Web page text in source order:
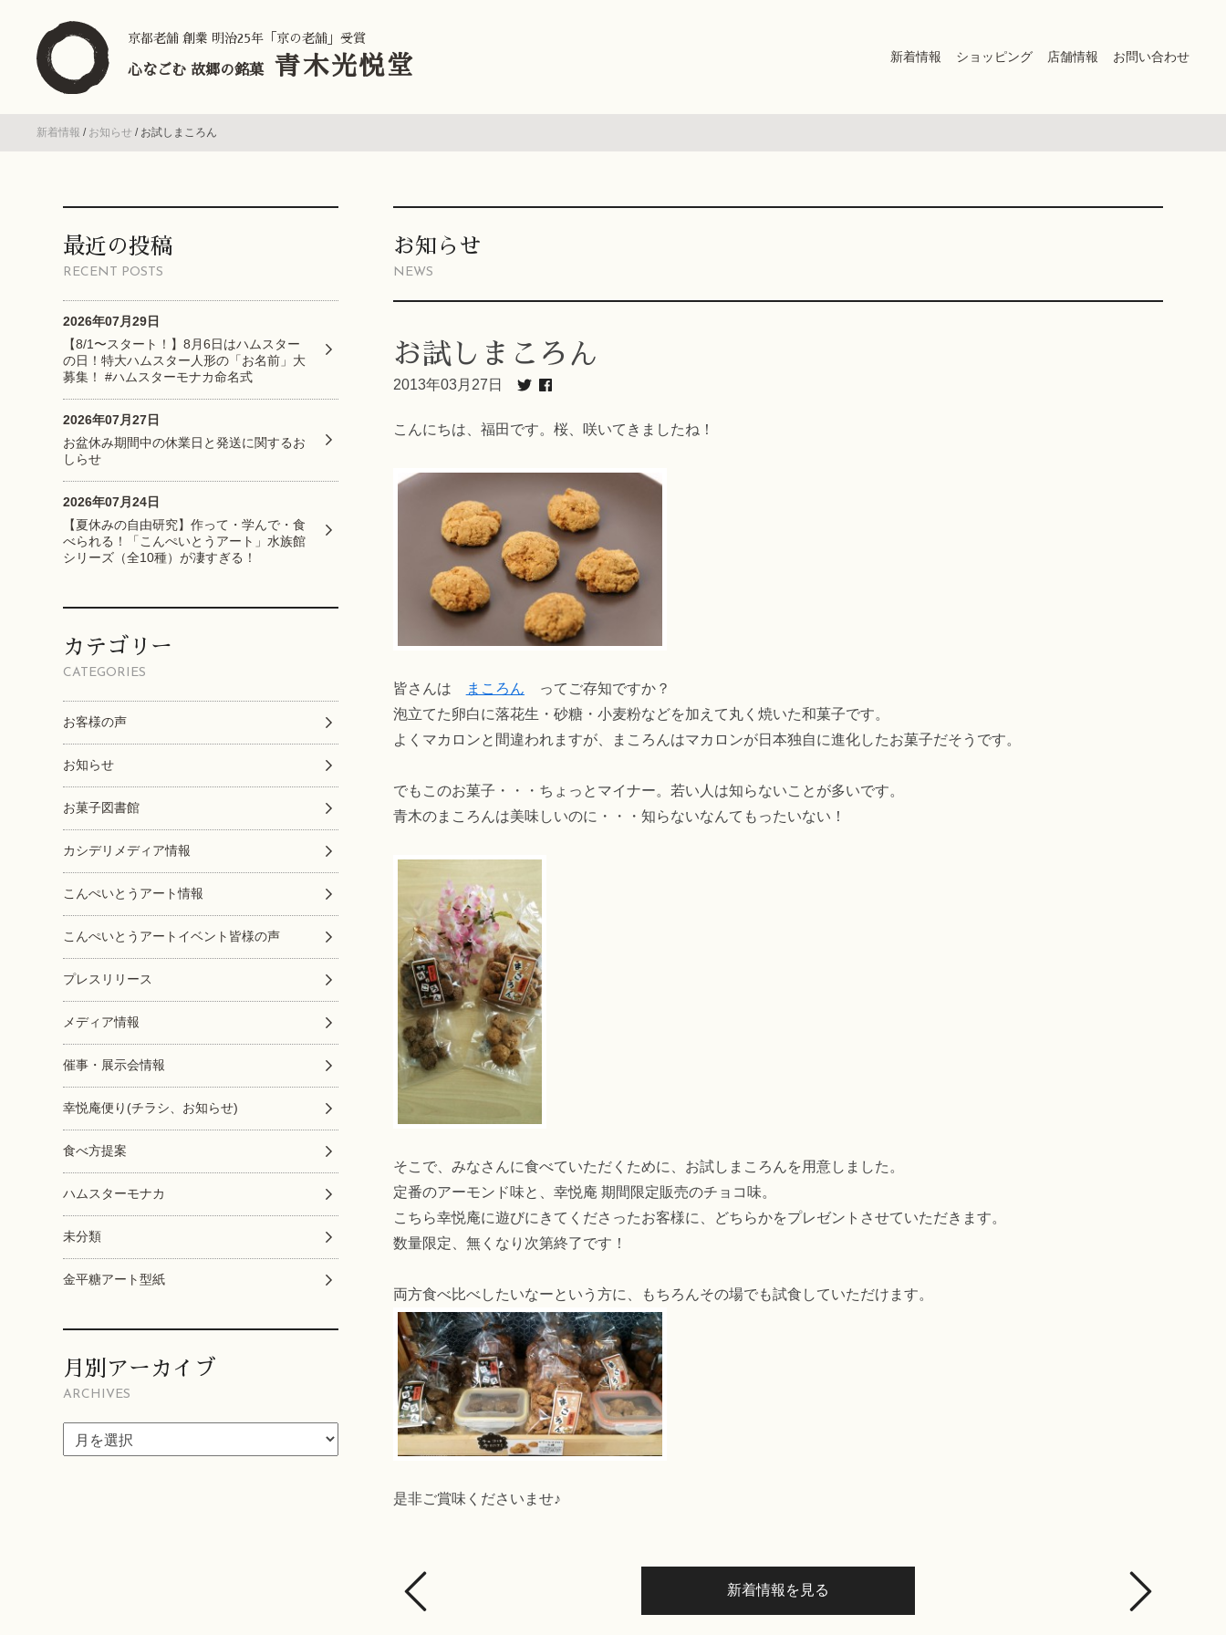
京都老舗 創業 明治25年「京の老舗」受賞
心なごむ 故郷の銘菓 青木光悦堂 新着情報 ショッピング 店舗情報 お問い合わせ
新着情報 / お知らせ / お試しまころん
最近の投稿
RECENT POSTS
2026年07月29日
【8/1〜スタート！】8月6日はハムスター
の日！特大ハムスター人形の「お名前」大
募集！ #ハムスターモナカ命名式
2026年07月27日
お盆休み期間中の休業日と発送に関するお
しらせ
2026年07月24日
【夏休みの自由研究】作って・学んで・食
べられる！「こんぺいとうアート」水族館
シリーズ（全10種）が凄すぎる！
カテゴリー
CATEGORIES
お客様の声
お知らせ
お菓子図書館
カシデリメディア情報
こんぺいとうアート情報
こんぺいとうアートイベント皆様の声
プレスリリース
メディア情報
催事・展示会情報
幸悦庵便り(チラシ、お知らせ)
食べ方提案
ハムスターモナカ
未分類
金平糖アート型紙
月別アーカイブ
ARCHIVES
お知らせ
NEWS
お試しまころん
2013年03月27日
こんにちは、福田です。桜、咲いてきましたね！
皆さんは まころん ってご存知ですか？
泡立てた卵白に落花生・砂糖・小麦粉などを加えて丸く焼いた和菓子です。
よくマカロンと間違われますが、まころんはマカロンが日本独自に進化したお菓子だそうです。
でもこのお菓子・・・ちょっとマイナー。若い人は知らないことが多いです。
青木のまころんは美味しいのに・・・知らないなんてもったいない！
そこで、みなさんに食べていただくために、お試しまころんを用意しました。
定番のアーモンド味と、幸悦庵 期間限定販売のチョコ味。
こちら幸悦庵に遊びにきてくださったお客様に、どちらかをプレゼントさせていただきます。
数量限定、無くなり次第終了です！
両方食べ比べしたいなーという方に、もちろんその場でも試食していただけます。
是非ご賞味くださいませ♪
新着情報を見る